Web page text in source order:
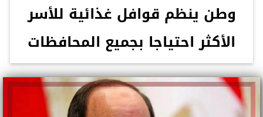
وطن ينظم قوافل غذائية للأسر
الأكثر احتياجا بجميع المحافظات